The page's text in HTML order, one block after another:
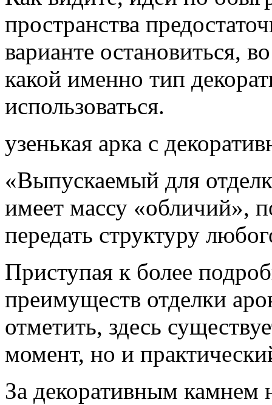
пространства
варианте остановиться,
какой именно тип
использоваться.
узенькая арка с
«Выпускаемый для
имеет массу «обличий»,
передать структуру
Приступая к более
преимуществ отделки
отметить, здесь
момент, но и
За декоративным камнем